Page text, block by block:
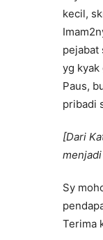
kecil,
pejabat
yg kyak
Paus,
pribadi
[Dari
Sy
Terima